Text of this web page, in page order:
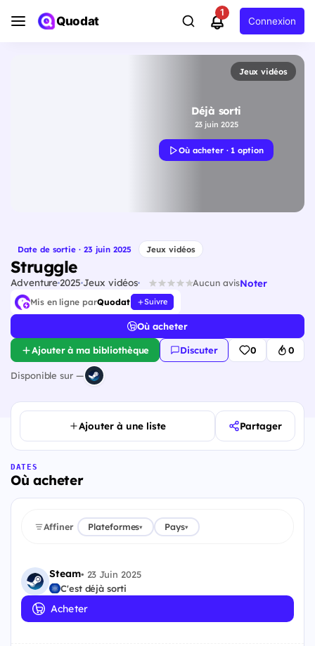
Quodat
1
Connexion
Jeux vidéos
Déjà sorti
23 juin 2025
Où acheter · 1 option
Date de sortie · 23 juin 2025 Jeux vidéos
Struggle
Adventure 2025Jeux vidéos Aucun avisNoter
Mis en ligne parQuodat Suivre
Où acheter
Ajouter à ma bibliothèque Discuter 0 0
Disponible sur —
Ajouter à une liste Partager
DATES
Où acheter
Affiner Plateformes▾ Pays▾
Steam• 23 Juin 2025
C'est déjà sorti
Acheter